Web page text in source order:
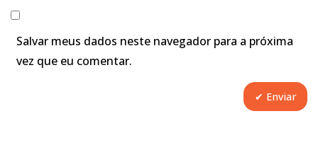
Salvar meus dados neste navegador para a próxima
vez que eu comentar.